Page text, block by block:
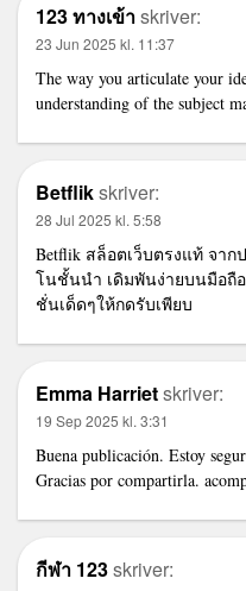
123 ทางเข้าskriver:
23 Jun 2025 kl. 11:37
The way you articulate your
understanding of the subject
Betflikskriver:
28 Jul 2025 kl. 5:58
Betflik สล็อตเว็บตรงแท้ จา
โนชั้นนำ เดิมพันง่ายบนมือถื
ชั่นเด็ดๆให้กดรับเพียบ
Emma Harrietskriver:
19 Sep 2025 kl. 3:31
Buena publicación. Estoy
Gracias por compartirla.
กีฬา 123skriver: